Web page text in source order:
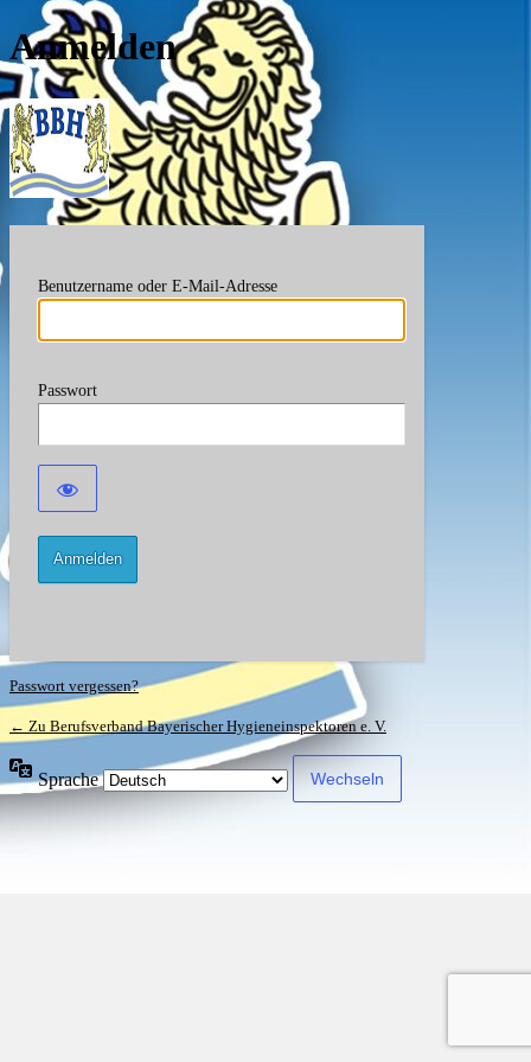
Anmelden
Berufsverband
Benutzername oder E-Mail-Adresse
Passwort
Passwort vergessen?
← Zu Berufsverband Bayerischer Hygieneinspektoren e. V.
Sprache